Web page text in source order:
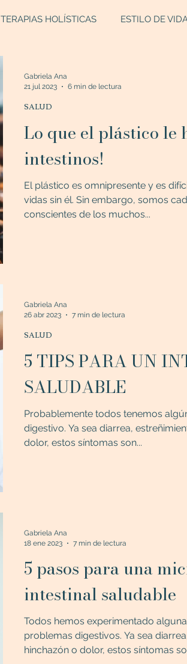
TERAPIAS HOLÍSTICAS ESTILO DE
Lo que el plástico le
intestinos!
El plástico es omnipresente y es
vidas sin él. Sin embargo, somos
conscientes de los muchos...
SALUD
Gabriela Ana
21 jul 2023
6 min de lectura
5 TIPS PARA UN
SALUDABLE
Probablemente todos tenemos
digestivo. Ya sea diarrea,
dolor, estos síntomas son...
SALUD
Gabriela Ana
26 abr 2023
7 min de lectura
5 pasos para una
intestinal saludable
Todos hemos experimentado
problemas digestivos. Ya sea
hinchazón o dolor, estos síntomas
Gabriela Ana
18 ene 2023
7 min de lectura